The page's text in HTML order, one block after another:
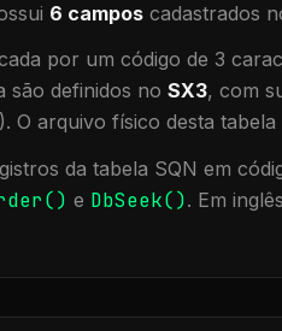
6 campos cadastrados
por um código de 3
são definidos no SX3, com
O arquivo físico desta tabela
da tabela SQN em
e DbSeek(). Em